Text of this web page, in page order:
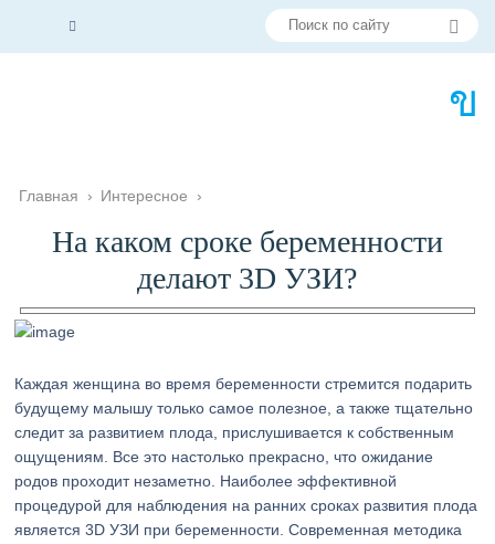
Главная › Интересное ›
На каком сроке беременности
делают 3D УЗИ?
Каждая женщина во время беременности стремится подарить
будущему малышу только самое полезное, а также тщательно
следит за развитием плода, прислушивается к собственным
ощущениям. Все это настолько прекрасно, что ожидание
родов проходит незаметно. Наиболее эффективной
процедурой для наблюдения на ранних сроках развития плода
является 3D УЗИ при беременности. Современная методика